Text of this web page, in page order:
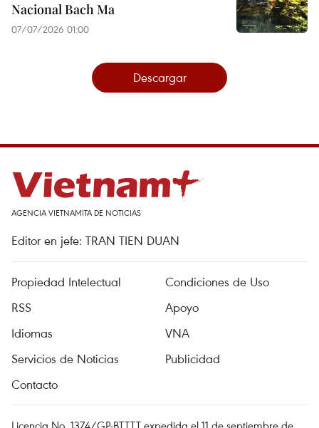
Nacional Bach Ma
07/07/2026 01:00
Descargar
AGENCIA VIETNAMITA DE NOTICIAS
Editor en jefe: TRAN TIEN DUAN
Propiedad Intelectual
Condiciones de Uso
RSS
Apoyo
Idiomas
VNA
Servicios de Noticias
Publicidad
Contacto